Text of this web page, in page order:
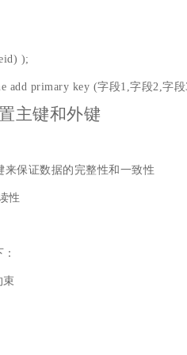
);
add primary key (字段1,字段2,字
主键和外键
保证数据的完整性和一致性
性
束